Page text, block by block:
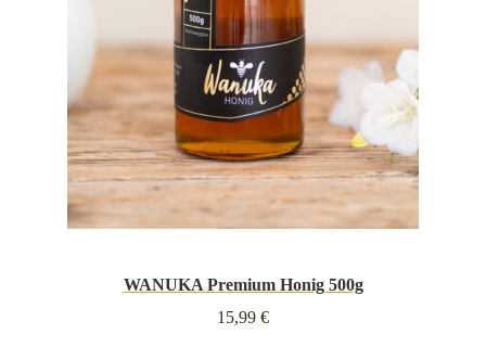
WANUKA Premium Honig 500g
15,99 €